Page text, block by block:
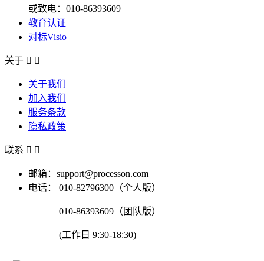
或致电：010-86393609
教育认证
对标Visio
关于  
关于我们
加入我们
服务条款
隐私政策
联系  
邮箱：support@processon.com
电话：
010-82796300（个人版）
010-86393609（团队版）
(工作日 9:30-18:30)